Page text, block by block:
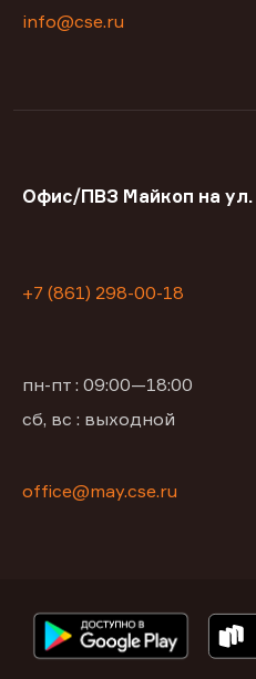
info@cse.ru
Офис/ПВЗ Майкоп на
+7 (861) 298-00-18
пн-пт : 09:00—18:00
сб, вс : выходной
office@may.cse.ru